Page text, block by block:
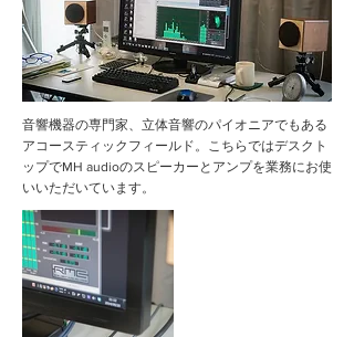
音響機器の専門家、立体音響のパイオニアでもある
アコースティックフィールド。こちらではデスクト
ップでMH audioのスピーカーとアンプを業務にお使
いいただいています。